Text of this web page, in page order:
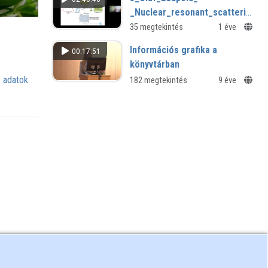
adatok
35 megtekintés 1 éve
00:17:51
Információs grafika a
könyvtárban
182 megtekintés 9 éve